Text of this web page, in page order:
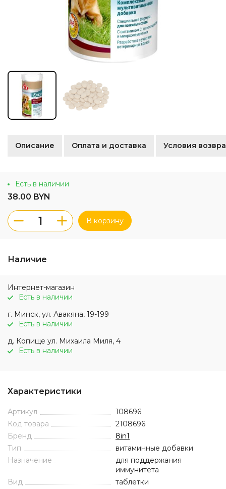
Описание Оплата и доставка Условия
Есть в наличии
38.00 BYN
В корзину
Наличие
Интернет-магазин
Есть в наличии
г. Минск, ул. Авакяна, 19-199
Есть в наличии
д. Копище ул. Михаила Миля, 4
Есть в наличии
Характеристики
Артикул
108696
Код товара
2108696
Бренд
8in1
Тип
витаминные добавки
Назначение
для поддержания
иммунитета
Вид
таблетки